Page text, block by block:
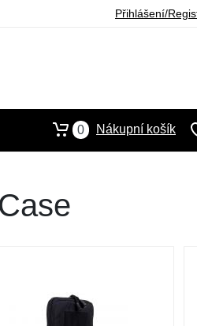
Přihlášení/
0 Nákupní košík